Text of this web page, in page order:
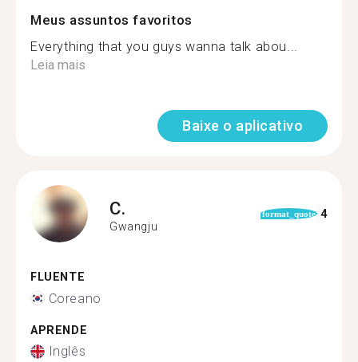
Meus assuntos favoritos
Everything that you guys wanna talk abou...
Leia mais
Baixe o aplicativo
C.
Gwangju
format_quote 4
FLUENTE
Coreano
APRENDE
Inglês